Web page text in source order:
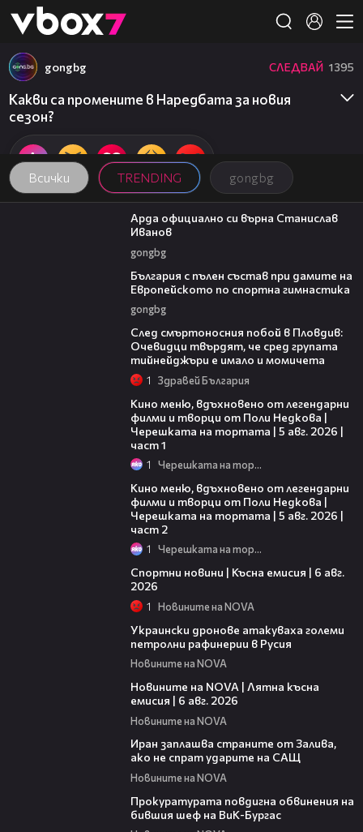
👾
Всички TRENDING gongbg
gongbg СЛЕДВАЙ 1395
Какви са промените в Наредбата за новия
сезон?
00:19
Арда официално си върна Станислав
Иванов
gongbg
България с пълен състав при дамите на
Европейското по спортна гимнастика
gongbg
След смъртоносния побой в Пловдив:
Очевидци твърдят, че сред групата
тийнейджъри е имало и момичета
1 Здравей България
Кино меню, вдъхновено от легендарни
филми и творци от Поли Недкова |
Черешката на тортата | 5 авг. 2026 |
част 1
1 Черешката на тортата
Кино меню, вдъхновено от легендарни
филми и творци от Поли Недкова |
Черешката на тортата | 5 авг. 2026 |
част 2
1 Черешката на тортата
Спортни новини | Късна емисия | 6 авг.
2026
1 Новините на NOVA
Украински дронове атакуваха големи
петролни рафинерии в Русия
Новините на NOVA
Новините на NOVA | Лятна късна
емисия | 6 авг. 2026
Новините на NOVA
Иран заплашва страните от Залива,
ако не спрат ударите на САЩ
Новините на NOVA
Прокуратурата повдигна обвинения на
бившия шеф на ВиК-Бургас